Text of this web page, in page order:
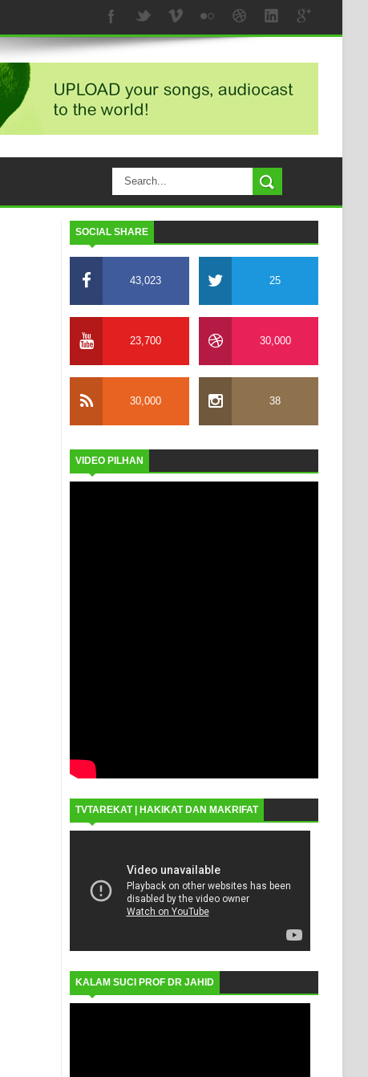
SOCIAL SHARE
43,023 25
23,700 30,000
30,000 38
VIDEO PILHAN
TVTAREKAT | HAKIKAT DAN MAKRIFAT
KALAM SUCI PROF DR JAHID